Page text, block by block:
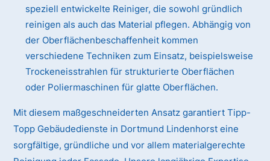
speziell entwickelte Reiniger, die sowohl gründlich
reinigen als auch das Material pflegen. Abhängig von
der Oberflächenbeschaffenheit kommen
verschiedene Techniken zum Einsatz, beispielsweise
Trockeneisstrahlen für strukturierte Oberflächen
oder Poliermaschinen für glatte Oberflächen.
Mit diesem maßgeschneiderten Ansatz garantiert Tipp-
Topp Gebäudedienste in Dortmund Lindenhorst eine
sorgfältige, gründliche und vor allem materialgerechte